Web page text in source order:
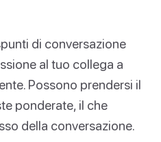
di conversazione
al tuo collega a
Possono prendersi il
ponderate, il che
della conversazione.